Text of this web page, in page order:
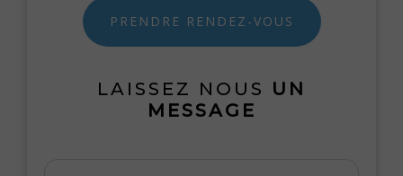
PRENDRE RENDEZ-VOUS
LAISSEZ NOUS UN
MESSAGE